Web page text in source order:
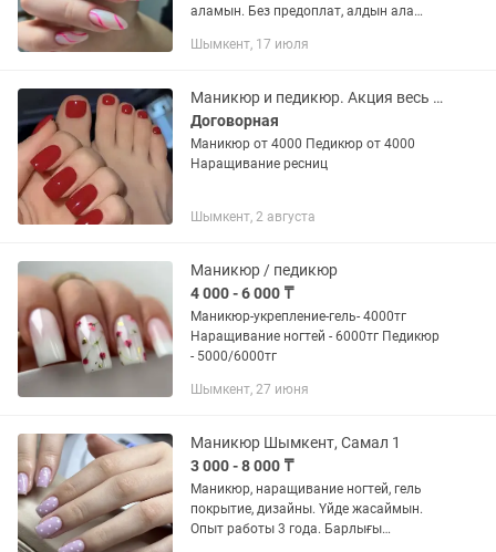
аламын. Без предоплат, алдын ала
Шымкент, 17 июля
Маникюр и педикюр. Акция весь август
Договорная
Маникюр от 4000 Педикюр от 4000
Наращивание ресниц
Шымкент, 2 августа
Маникюр / педикюр
4 000 - 6 000 ₸
Маникюр-укрепление-гель- 4000тг
Наращивание ногтей - 6000тг Педикюр
- 5000/6000тг
Шымкент, 27 июня
Маникюр Шымкент, Самал 1
3 000 - 8 000 ₸
Маникюр, наращивание ногтей, гель
покрытие, дизайны. Үйде жасаймын.
Опыт работы 3 года. Барлығы